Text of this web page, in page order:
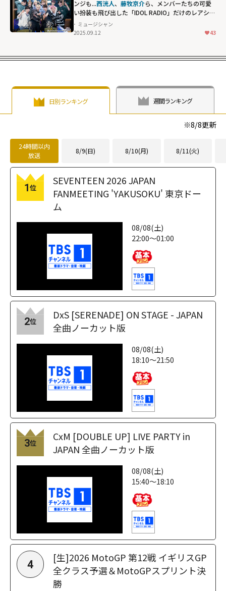
ンジも...西洸人、 藤牧京介ら、メンバーたちの可愛
い扮装も飛び出した「IDOL RADIO」だけのレアショ
ット
ミュージシャン
2025.09.12
43
日別ランキング 週間ランキング
※8/8更新
24時間以内
放送
8/9(日) 8/10(月) 8/11(火)
1位
SEVENTEEN 2026 JAPAN
FANMEETING 'YAKUSOKU' 東京ドー
ム
08/08(土)
22:00～01:00
2位
DxS [SERENADE] ON STAGE - JAPAN
全曲ノーカット版
08/08(土)
18:10～21:50
3位
CxM [DOUBLE UP] LIVE PARTY in
JAPAN 全曲ノーカット版
08/08(土)
15:40～18:10
4
[生]2026 MotoGP 第12戦 イギリスGP
全クラス予選＆MotoGPスプリント決
勝